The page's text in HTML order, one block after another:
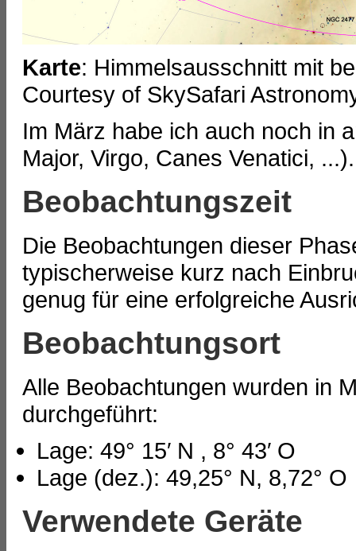
Karte: Himmelsausschnitt mit
Courtesy of SkySafari
Im März habe ich auch noch in
Major, Virgo, Canes Venatici, ...).
Beobachtungszeit
Die Beobachtungen dieser
typischerweise kurz nach
genug für eine erfolgreiche
Beobachtungsort
Alle Beobachtungen wurden in
durchgeführt:
Lage: 49° 15′ N , 8° 43′ O
Lage (dez.): 49,25° N, 8,72° O
Verwendete Geräte